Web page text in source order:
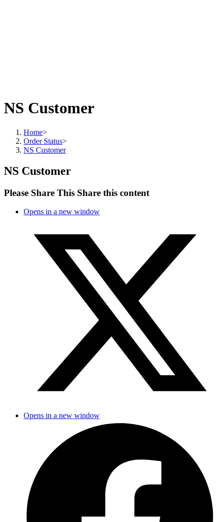
NS Customer
Home>
Order Status>
NS Customer
NS Customer
Please Share This Share this content
Opens in a new window
Opens in a new window